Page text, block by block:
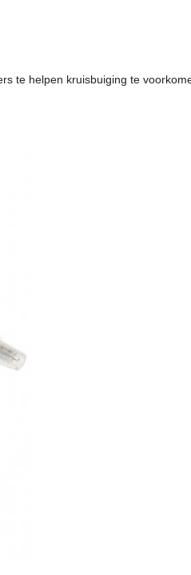
te helpen kruisbuiging te